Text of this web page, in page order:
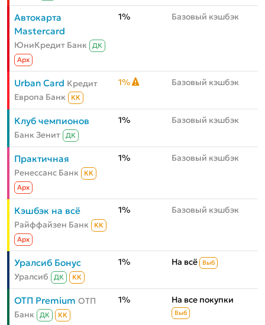
Автокарта
Mastercard
ЮниКредит Банк
ДК
Aрх
1% Базовый кэшбэк
Urban Card Кредит
Европа Банк
КК
1% Базовый кэшбэк
Клуб чемпионов
Банк Зенит ДК
1% Базовый кэшбэк
Практичная
Ренессанс Банк
КК
Aрх
1% Базовый кэшбэк
Кэшбэк на всё
Райффайзен Банк
КК
Aрх
1% Базовый кэшбэк
Уралсиб Бонус
Уралсиб ДК КК
1% На всё Выб
ОТП Premium ОТП
Банк
ДК КК
1% На все покупки
Выб